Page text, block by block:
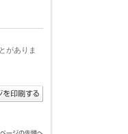
がありま